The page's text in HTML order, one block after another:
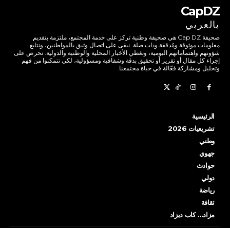
CapDZ
بالعربي
صحيفة Cap DZ هي صحيفة وطنية تركز على خدمة المجتمع، ملتزمة بتقديم
معلومات موثوقة ومُدققة وذات صلة. نبقى على اتصال وثيق بالمواطنين، ونتابع
شؤونهم واهتماماتهم اليومية، ونغطي الأخبار المحلية والوطنية والدولية. نحرص على
إجراء كل مقال أو تقرير أو تحقيق بدقة وشفافية ومسؤولية، لكي تتمكنوا من فهم
وتحليل ومشاركة فعّالة في حياة مجتمعنا.
الرئيسية
تشريعيات 2026
وطني
جهوي
حوادث
دولي
رياضة
ثقافة
مزاد… كاب ديزاد